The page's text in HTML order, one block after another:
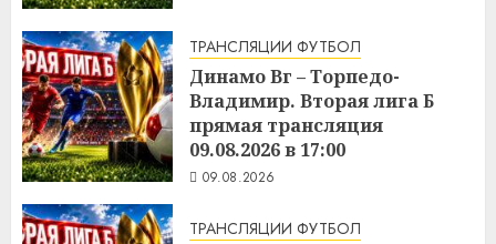
ТРАНСЛЯЦИИ ФУТБОЛ
Динамо Вг – Торпедо-
Владимир. Вторая лига Б
прямая трансляция
09.08.2026 в 17:00
09.08.2026
ТРАНСЛЯЦИИ ФУТБОЛ